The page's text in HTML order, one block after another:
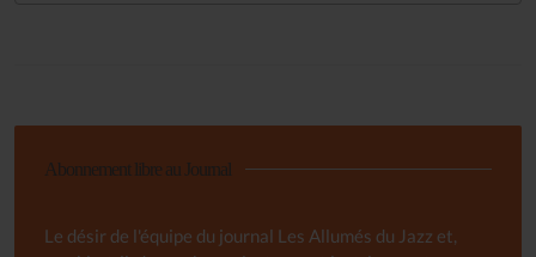
Abonnement libre au Journal
Le désir de l'équipe du journal Les Allumés du Jazz et,